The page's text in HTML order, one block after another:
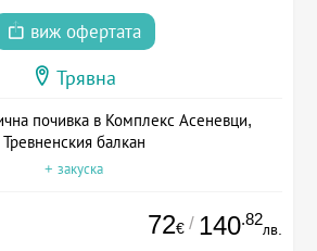
виж офертата
Трявна
почивка в Комплекс Асеневци,
Тревненския балкан
+ закуска
72€ / 140.82
лв.